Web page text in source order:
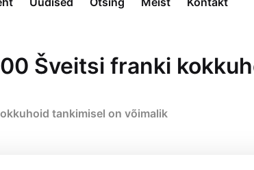
Šveitsi franki
tankimisel on võimalik